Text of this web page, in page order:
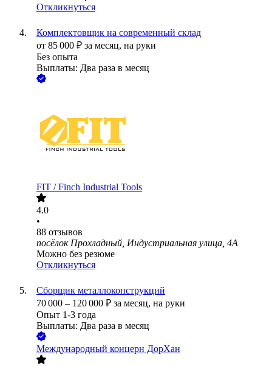
Откликнуться
Комплектовщик на современный склад
от 85 000 ₽ за месяц, на руки
Без опыта
Выплаты: Два раза в месяц
FIT / Finch Industrial Tools
4.0
•
88 отзывов
посёлок Прохладный, Индустриальная улица, 4А
Можно без резюме
Откликнуться
Сборщик металлоконструкций
70 000 – 120 000 ₽ за месяц, на руки
Опыт 1-3 года
Выплаты: Два раза в месяц
Международный концерн ДорХан